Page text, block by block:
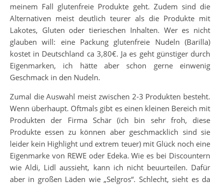
meinem Fall glutenfreie Produkte geht. Zudem sind die
Alternativen meist deutlich teurer als die Produkte mit
Lakotes, Gluten oder tierieschen Inhalten. Wer es nicht
glauben will: eine Packung glutenfreie Nudeln (Barilla)
kostet in Deutschland ca 3,80€. Ja es geht günstiger durch
Eigenmarken, ich hätte aber schon gerne einwenig
Geschmack in den Nudeln.
Zumal die Auswahl meist zwischen 2-3 Produkten besteht.
Wenn überhaupt. Oftmals gibt es einen kleinen Bereich mit
Produkten der Firma Schär (ich bin sehr froh, diese
Produkte essen zu können aber geschmacklich sind sie
leider kein Highlight und extrem teuer) mit Glück noch eine
Eigenmarke von REWE oder Edeka. Wie es bei Discountern
wie Aldi, Lidl aussieht, kann ich nicht beuurteilen. Dafür
aber in großen Läden wie „Selgros“. Schlecht, sieht es da